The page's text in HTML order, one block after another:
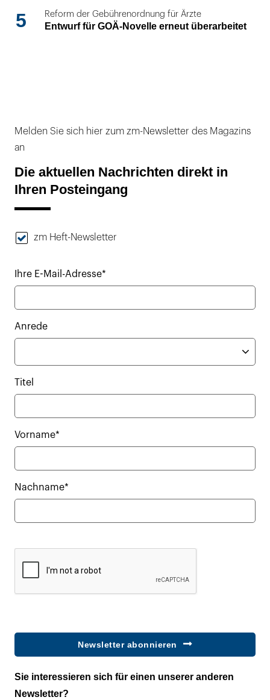
5 Reform der Gebührenordnung für Ärzte
Entwurf für GOÄ-Novelle erneut überarbeitet
Melden Sie sich hier zum zm-Newsletter des Magazins
an
Die aktuellen Nachrichten direkt in
Ihren Posteingang
zm Heft-Newsletter
Ihre E-Mail-Adresse*
Anrede
Titel
Vorname*
Nachname*
Newsletter abonnieren
Sie interessieren sich für einen unserer anderen
Newsletter?